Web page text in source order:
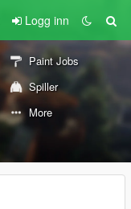
Logg inn
Paint Jobs
Spiller
More